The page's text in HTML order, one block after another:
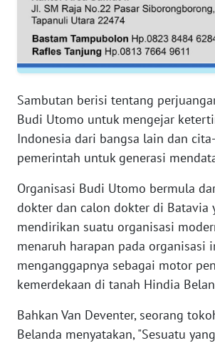
Sambutan berisi tentang
Budi Utomo untuk mengejar
Indonesia dari bangsa lain dan
pemerintah untuk generasi
Organisasi Budi Utomo bermula
dokter dan calon dokter di Batavia
mendirikan suatu organisasi
menaruh harapan pada organisasi
menganggapnya sebagai motor
kemerdekaan di tanah Hindia
Bahkan Van Deventer, seorang
Belanda menyatakan, "Sesuatu
WN
RIAU
SERAMBI
WN
JAMBI
WN
SULTRA
WN
NTB
SULTENG